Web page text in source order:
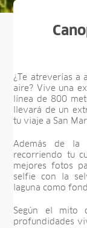
¿Te atreverías a
aire? Vive una
línea de 800
llevará de un
tu viaje a San
Además de la
recorriendo tu
mejores fotos
selfie con la
laguna como
Según el mito
profundidades